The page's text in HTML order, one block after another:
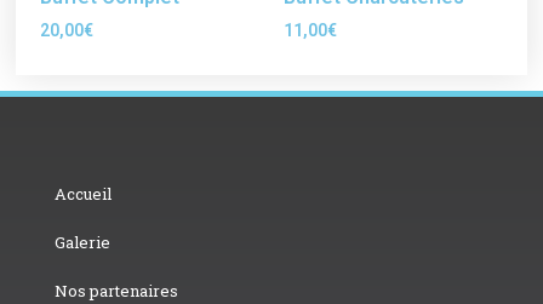
20,00€ 11,00€
Accueil
Galerie
Nos partenaires